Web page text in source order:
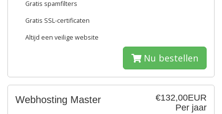
Gratis spamfilters
Gratis SSL-certificaten
Altijd een veilige website
Nu bestellen
€132,00EUR
Per jaar
Webhosting Master